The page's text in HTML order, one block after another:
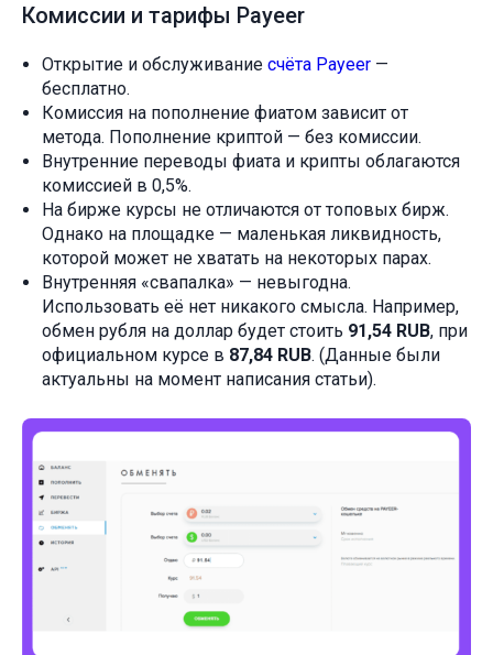
Комиссии и тарифы Payeer
Открытие и обслуживание счёта Payeer —
бесплатно.
Комиссия на пополнение фиатом зависит от
метода. Пополнение криптой — без комиссии.
Внутренние переводы фиата и крипты облагаются
комиссией в 0,5%.
На бирже курсы не отличаются от топовых бирж.
Однако на площадке — маленькая ликвидность,
которой может не хватать на некоторых парах.
Внутренняя «свапалка» — невыгодна.
Использовать её нет никакого смысла. Например,
обмен рубля на доллар будет стоить 91,54 RUB, при
официальном курсе в 87,84 RUB. (Данные были
актуальны на момент написания статьи).